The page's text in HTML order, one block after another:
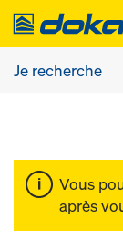
Vous
après